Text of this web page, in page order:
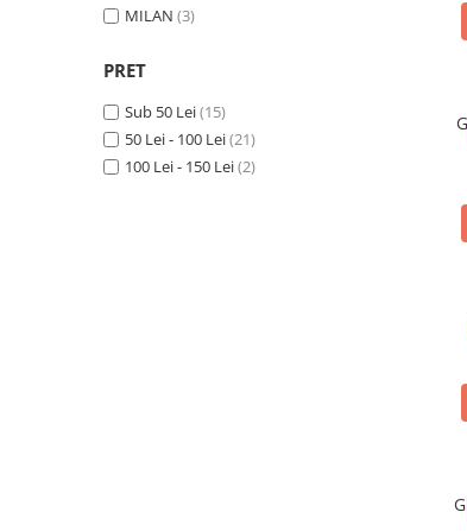
Numerologie MILAN (3)
PRET
Sub 50 Lei(15)
50 Lei - 100 Lei(21)
100 Lei - 150 Lei(2)